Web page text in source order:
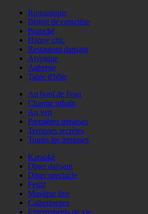
Romantique
Bistrot de caractère
Branché
Happy chic
Restaurant dansant
Atypique
Auberge
Table d'hôte
Au bord de l'eau
Charme urbain
Au vert
Premières terrasses
Terrasses secrètes
Toutes les terrasses
Karaoké
Diner dansant
Diner spectacle
Festif
Musique live
Catherinettes
Enterrements de vie